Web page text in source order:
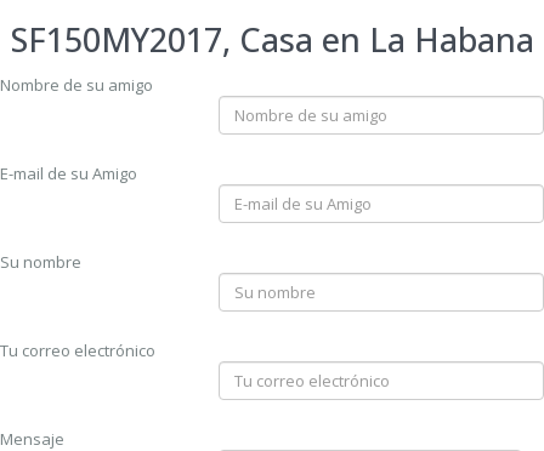
SF150MY2017, Casa en La Habana
Nombre de su amigo
E-mail de su Amigo
Su nombre
Tu correo electrónico
Mensaje